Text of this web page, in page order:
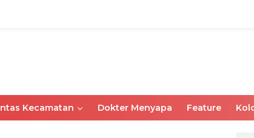
Kecamatan Dokter Menyapa Feature